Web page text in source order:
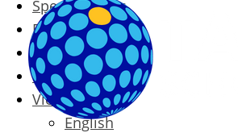
Special Offers
Prices
Blog
Contact
Vietnamese
English